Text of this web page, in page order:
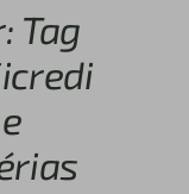
Tag